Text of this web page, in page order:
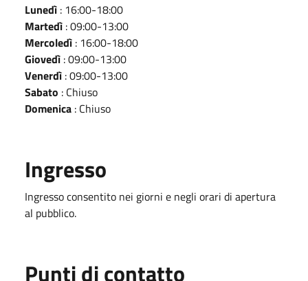
Lunedì : 16:00-18:00
Martedì : 09:00-13:00
Mercoledì : 16:00-18:00
Giovedì : 09:00-13:00
Venerdì : 09:00-13:00
Sabato : Chiuso
Domenica : Chiuso
Ingresso
Ingresso consentito nei giorni e negli orari di apertura
al pubblico.
Punti di contatto